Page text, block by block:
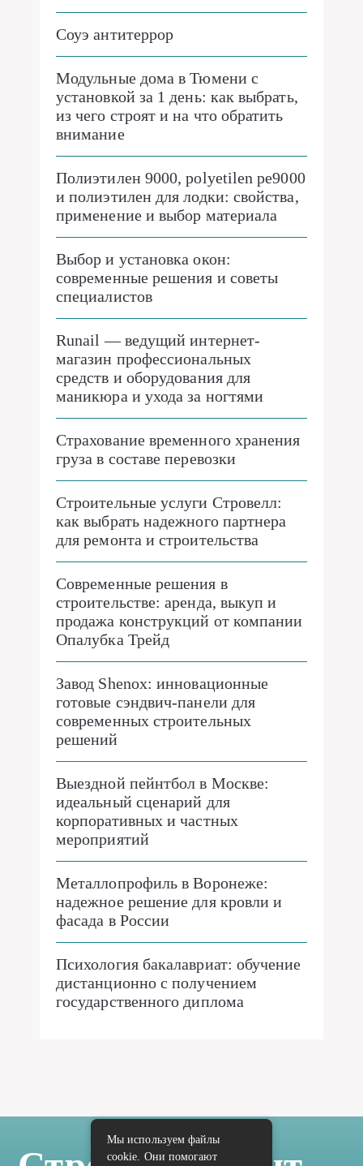
Соуэ антитеррор
Модульные дома в Тюмени с
установкой за 1 день: как выбрать,
из чего строят и на что обратить
внимание
Полиэтилен 9000, polyetilen pe9000
и полиэтилен для лодки: свойства,
применение и выбор материала
Выбор и установка окон:
современные решения и советы
специалистов
Runail — ведущий интернет-
магазин профессиональных
средств и оборудования для
маникюра и ухода за ногтями
Страхование временного хранения
груза в составе перевозки
Строительные услуги Стровелл:
как выбрать надежного партнера
для ремонта и строительства
Современные решения в
строительстве: аренда, выкуп и
продажа конструкций от компании
Опалубка Трейд
Завод Shenox: инновационные
готовые сэндвич-панели для
современных строительных
решений
Выездной пейнтбол в Москве:
идеальный сценарий для
корпоративных и частных
мероприятий
Металлопрофиль в Воронеже:
надежное решение для кровли и
фасада в России
Психология бакалавриат: обучение
дистанционно с получением
государственного диплома
Мы используем файлы
cookie. Они помогают